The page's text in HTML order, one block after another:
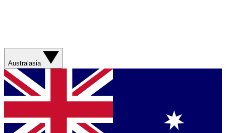
Australasia